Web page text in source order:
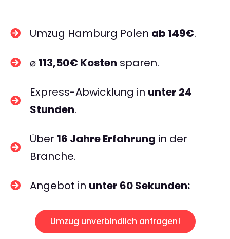
Umzug Hamburg Polen ab 149€.
⌀ 113,50€ Kosten sparen.
Express-Abwicklung in unter 24
Stunden.
Über 16 Jahre Erfahrung in der
Branche.
Angebot in unter 60 Sekunden:
Umzug unverbindlich anfragen!